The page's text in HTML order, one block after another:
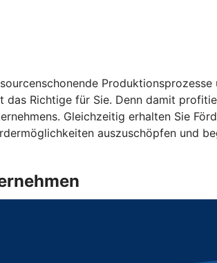
Richtige für Sie. Denn damit
Gleichzeitig erhalten Sie
auszuschöpfen und